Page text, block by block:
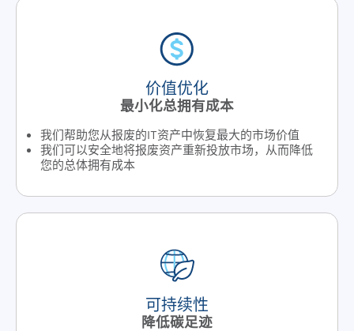
价值优化
最小化总拥有成本
我们帮助您从报废的IT资产中恢复最大的市场价值
我们可以安全地将报废资产重新投放市场，从而降低
您的总体拥有成本
可持续性
降低碳足迹